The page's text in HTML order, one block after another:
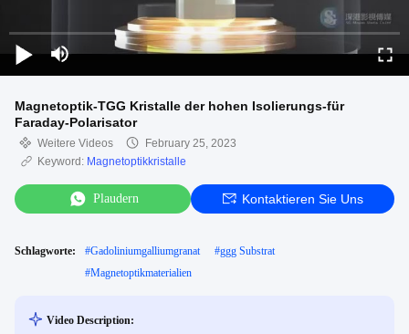
Magnetoptik-TGG Kristalle der hohen Isolierungs-für
Faraday-Polarisator
Weitere Videos
February 25, 2023
Keyword: Magnetoptikkristalle
Plaudern Kontaktieren Sie Uns
Schlagworte: #Gadoliniumgalliumgranat #ggg Substrat
#Magnetoptikmaterialien
Video Description: